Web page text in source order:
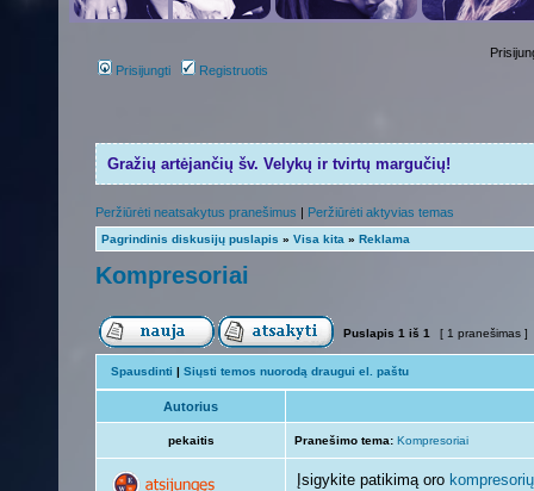
Prisijungti Registruotis
Gražių artėjančių šv. Velykų ir tvirtų margučių!
Peržiūrėti neatsakytus pranešimus | Peržiūrėti aktyvias temas
Pagrindinis diskusijų puslapis » Visa kita » Reklama
Kompresoriai
Puslapis 1 iš 1 [ 1 pranešimas ]
Spausdinti | Siųsti temos nuorodą draugui el. paštu
Autorius
pekaitis Pranešimo tema: Kompresoriai
Įsigykite patikimą oro kompresorių